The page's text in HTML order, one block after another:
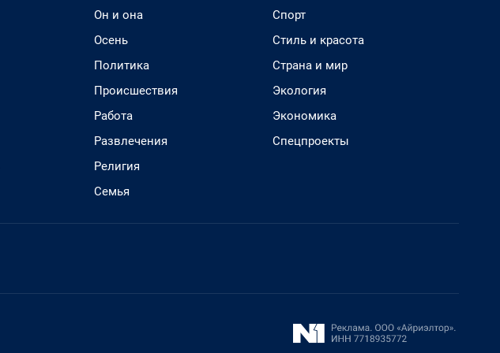
Он и она
Осень
Политика
Происшествия
Работа
Развлечения
Религия
Семья
Спорт
Стиль и красота
Страна и мир
Экология
Экономика
Спецпроекты